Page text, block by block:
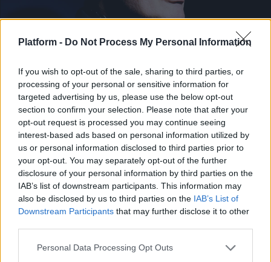
Platform - Do Not Process My Personal Information
If you wish to opt-out of the sale, sharing to third parties, or
processing of your personal or sensitive information for
targeted advertising by us, please use the below opt-out
section to confirm your selection. Please note that after your
opt-out request is processed you may continue seeing
interest-based ads based on personal information utilized by
us or personal information disclosed to third parties prior to
your opt-out. You may separately opt-out of the further
disclosure of your personal information by third parties on the
IAB’s list of downstream participants. This information may
also be disclosed by us to third parties on the IAB’s List of
Downstream Participants that may further disclose it to other
Personal Data Processing Opt Outs
ΔΙΕΘΝΗ ΝΕΑ
Έφυγε από τη ζωή ο William Orbit
Μουσικά νέα από την Ελλάδα και τη διεθνή μουσική
σκηνή